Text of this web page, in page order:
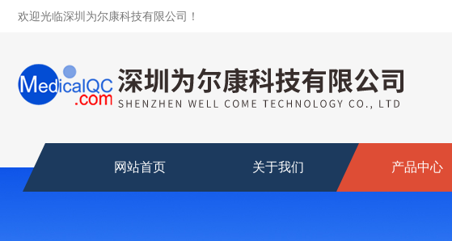
欢迎光临深圳为尔康科技有限公司！
网站首页 关于我们 产品中心